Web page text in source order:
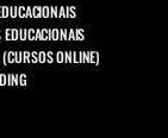
EDUCACIONAIS
ONLINE)